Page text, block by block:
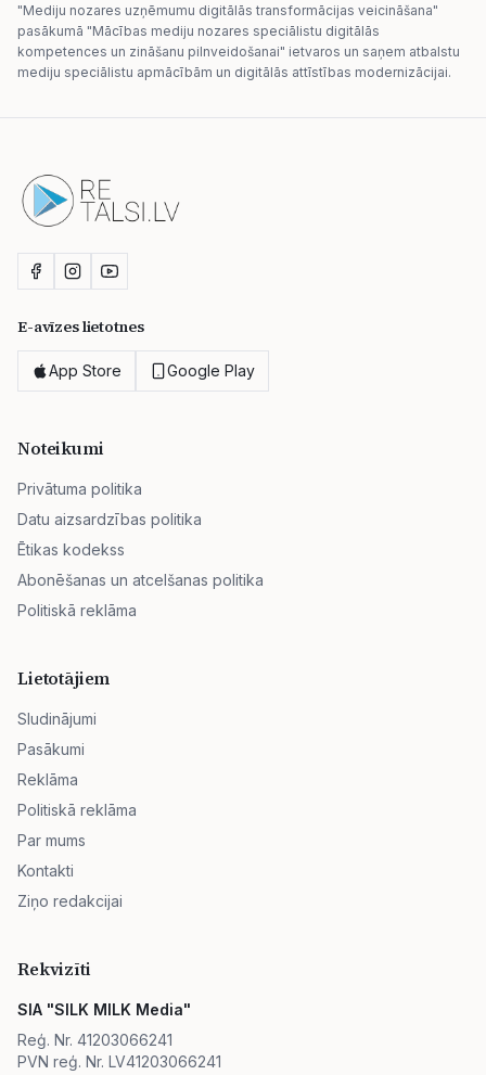
"Mediju nozares uzņēmumu digitālās transformācijas veicināšana"
pasākumā "Mācības mediju nozares speciālistu digitālās
kompetences un zināšanu pilnveidošanai" ietvaros un saņem atbalstu
mediju speciālistu apmācībām un digitālās attīstības modernizācijai.
E-avīzes lietotnes
App Store Google Play
Noteikumi
Privātuma politika
Datu aizsardzības politika
Ētikas kodekss
Abonēšanas un atcelšanas politika
Politiskā reklāma
Lietotājiem
Sludinājumi
Pasākumi
Reklāma
Politiskā reklāma
Par mums
Kontakti
Ziņo redakcijai
Rekvizīti
SIA "SILK MILK Media"
Reģ. Nr. 41203066241
PVN reģ. Nr. LV41203066241